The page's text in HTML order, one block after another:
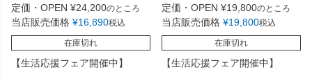
定価・OPEN ¥24,200のところ
当店販売価格 ¥16,890税込
在庫切れ
【生活応援フェア開催中】
定価・OPEN ¥19,800のところ
当店販売価格 ¥19,800税込
在庫切れ
【生活応援フェア開催中】